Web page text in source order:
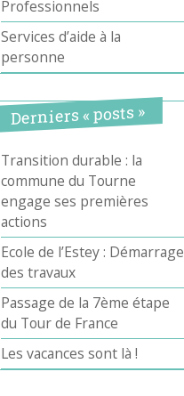
Professionnels
Services d’aide à la
personne
Derniers « posts »
Transition durable : la
commune du Tourne
engage ses premières
actions
Ecole de l’Estey : Démarrage
des travaux
Passage de la 7ème étape
du Tour de France
Les vacances sont là !